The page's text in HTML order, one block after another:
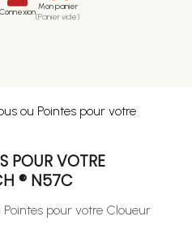
Connexion Mon panier
(Panier vide)
ou Pointes pour votre
POUR VOTRE
® N57C
pour votre Cloueur